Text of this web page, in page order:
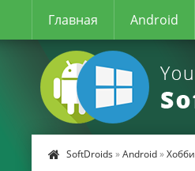
Главная Android
SoftDroids »Android»Хобби